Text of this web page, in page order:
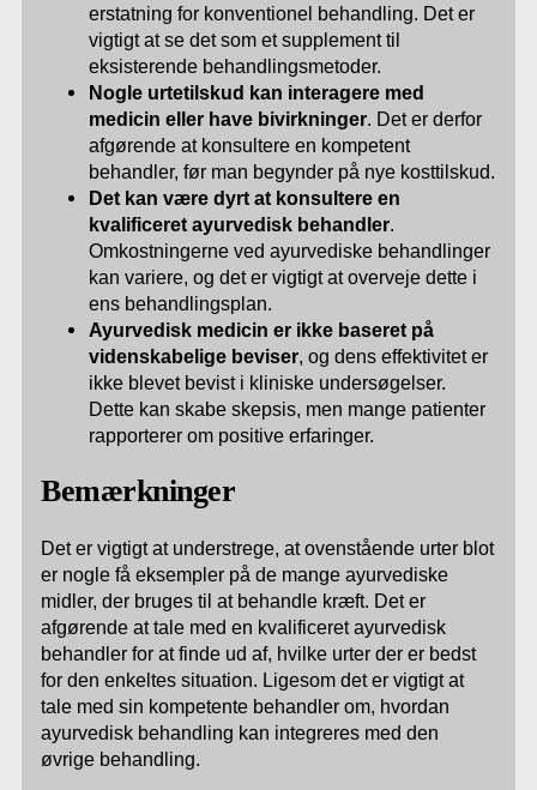
erstatning for konventionel behandling. Det er
vigtigt at se det som et supplement til
eksisterende behandlingsmetoder.
Nogle urtetilskud kan interagere med
medicin eller have bivirkninger . Det er derfor
afgørende at konsultere en kompetent
behandler, før man begynder på nye kosttilskud.
Det kan være dyrt at konsultere en
kvalificeret ayurvedisk behandler
Omkostningerne ved ayurvediske behandlinger
kan variere, og det er vigtigt at overveje dette i
ens behandlingsplan.
Ayurvedisk medicin er ikke baseret på
videnskabelige beviser , og dens effektivitet er
ikke blevet bevist i kliniske undersøgelser.
Dette kan skabe skepsis, men mange patienter
rapporterer om positive erfaringer.
Bemærkninger
Det er vigtigt at understrege, at ovenstående urter blot
er nogle få eksempler på de mange ayurvediske
midler, der bruges til at behandle kræft. Det er
afgørende at tale med en kvalificeret ayurvedisk
behandler for at finde ud af, hvilke urter der er bedst
for den enkeltes situation. Ligesom det er vigtigt at
tale med sin kompetente behandler om, hvordan
ayurvedisk behandling kan integreres med den
øvrige behandling.